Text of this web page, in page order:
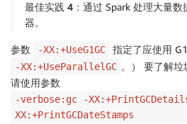
最佳实践 4： 通过 Spark 处理大量
器。
参数 -XX:+UseG1GC 指定了应使用
-XX:+UseParallelGC 。） 要了解垃
请使用参数
-verbose:gc -
XX:+PrintGCDateStamps